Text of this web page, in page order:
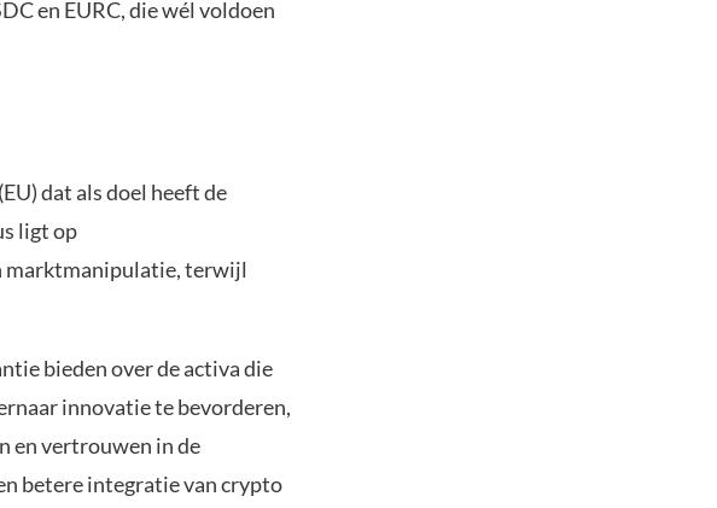
en EURC, die wél voldoen
dat als doel heeft de
ligt op
marktmanipulatie, terwijl
bieden over de activa die
innovatie te bevorderen,
en vertrouwen in de
betere integratie van crypto